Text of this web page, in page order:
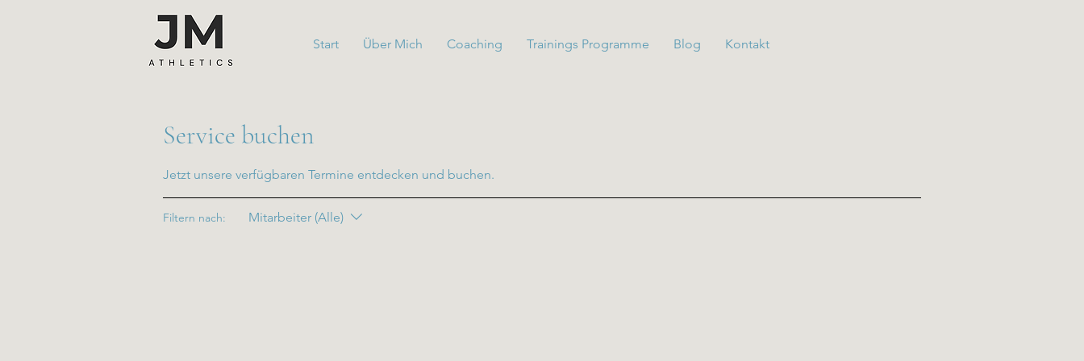
Start Über Mich Coaching Trainings Programme Blog Kontakt
Service buchen
Jetzt unsere verfügbaren Termine entdecken und buchen.
Filtern nach: Mitarbeiter (Alle)